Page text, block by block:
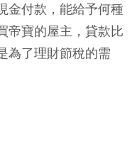
金付款，能給予何種
帝寶的屋主，貸款比
為了理財節稅的需